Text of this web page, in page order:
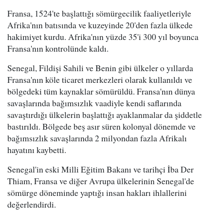
Fransa, 1524'te başlattığı sömürgecilik faaliyetleriyle
Afrika'nın batısında ve kuzeyinde 20'den fazla ülkede
hakimiyet kurdu. Afrika'nın yüzde 35'i 300 yıl boyunca
Fransa'nın kontrolünde kaldı.
Senegal, Fildişi Sahili ve Benin gibi ülkeler o yıllarda
Fransa'nın köle ticaret merkezleri olarak kullanıldı ve
bölgedeki tüm kaynaklar sömürüldü. Fransa'nın dünya
savaşlarında bağımsızlık vaadiyle kendi saflarında
savaştırdığı ülkelerin başlattığı ayaklanmalar da şiddetle
bastırıldı. Bölgede beş asır süren kolonyal dönemde ve
bağımsızlık savaşlarında 2 milyondan fazla Afrikalı
hayatını kaybetti.
Senegal'in eski Milli Eğitim Bakanı ve tarihçi İba Der
Thiam, Fransa ve diğer Avrupa ülkelerinin Senegal'de
sömürge döneminde yaptığı insan hakları ihlallerini
değerlendirdi.